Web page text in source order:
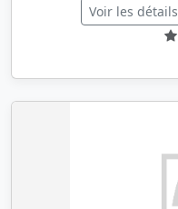
Voir les détails